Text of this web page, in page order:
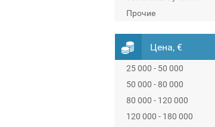
Прочие
Цена, €
25 000 - 50 000
50 000 - 80 000
80 000 - 120 000
120 000 - 180 000